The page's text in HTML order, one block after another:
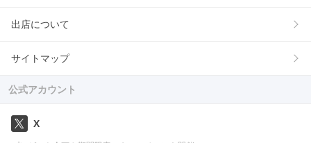
出店について
サイトマップ
公式アカウント
X